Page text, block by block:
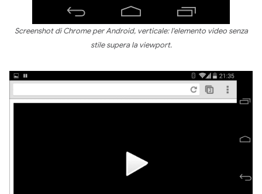
Screenshot di Chrome per Android, verticale: l'elemento video senza
stile supera la viewport.